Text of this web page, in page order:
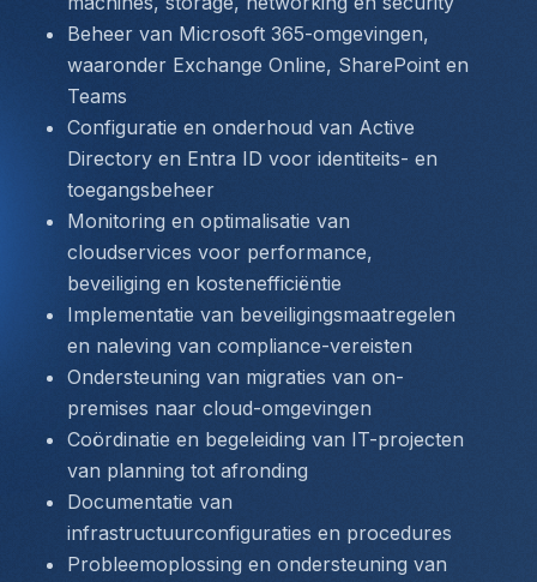
Beheer van Microsoft 365-omgevingen,
waaronder Exchange Online, SharePoint en
Teams
Configuratie en onderhoud van Active
Directory en Entra ID voor identiteits- en
toegangsbeheer
Monitoring en optimalisatie van
cloudservices voor performance,
beveiliging en kostenefficiëntie
Implementatie van beveiligingsmaatregelen
en naleving van compliance-vereisten
Ondersteuning van migraties van on-
premises naar cloud-omgevingen
Coördinatie en begeleiding van IT-projecten
van planning tot afronding
Documentatie van
infrastructuurconfiguraties en procedures
Probleemoplossing en ondersteuning van